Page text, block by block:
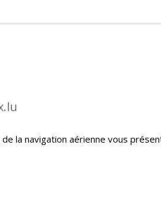
la navigation aérienne vous